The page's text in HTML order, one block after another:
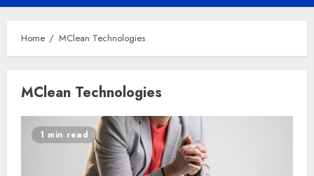
Home MClean Technologies
MClean Technologies
1 min read